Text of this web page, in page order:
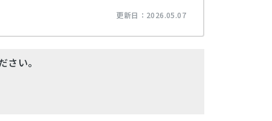
更新日： 2026.05.07
い。